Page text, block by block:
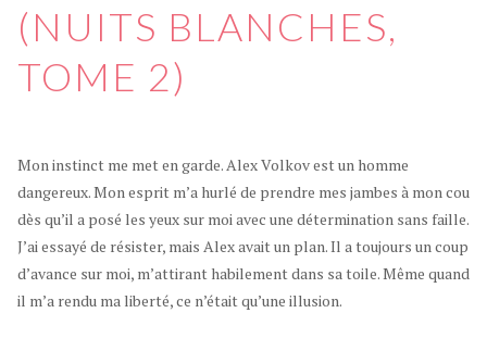
(NUITS BLANCHES,
TOME 2)
Mon instinct me met en garde. Alex Volkov est un homme
dangereux. Mon esprit m’a hurlé de prendre mes jambes à mon cou
dès qu’il a posé les yeux sur moi avec une détermination sans faille.
J’ai essayé de résister, mais Alex avait un plan. Il a toujours un coup
d’avance sur moi, m’attirant habilement dans sa toile. Même quand
il m’a rendu ma liberté, ce n’était qu’une illusion.